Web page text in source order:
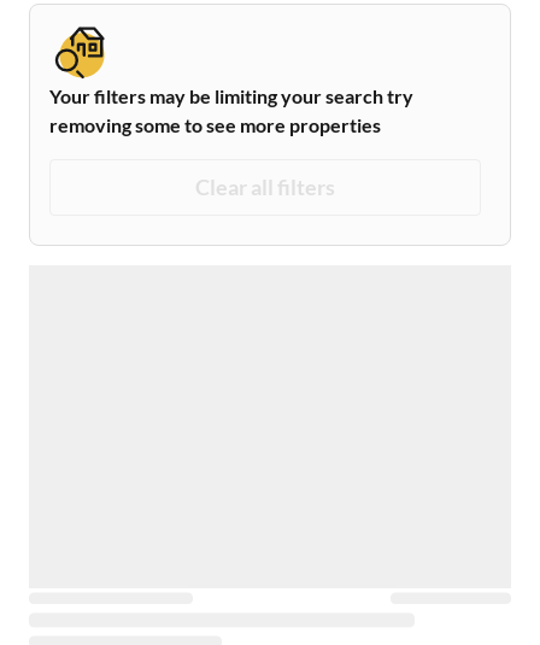
Your filters may be limiting your search try
removing some to see more properties
Clear all filters